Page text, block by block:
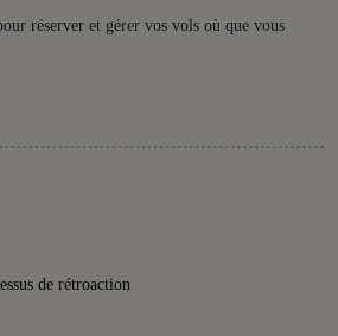
réserver et gérer vos vols où que vous
de rétroaction